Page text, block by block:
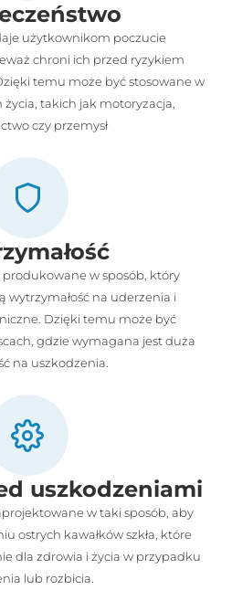
użytkownikom poczucie
chroni ich przed ryzykiem
temu może być stosowane w
takich jak motoryzacja,
czy przemysł
produkowane w sposób, który
wytrzymałość na uderzenia i
Dzięki temu może być
gdzie wymagana jest duża
na uszkodzenia.
uszkodzeniami
w taki sposób, aby
ostrych kawałków szkła, które
dla zdrowia i życia w przypadku
lub rozbicia.